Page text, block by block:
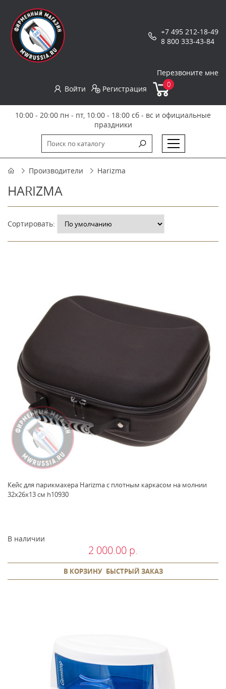
+7 495 212-18-49
8 800 333-43-84
Перезвоните мне
Войти
Регистрация 0
10:00 - 20:00 пн - пт, 10:00 - 18:00 сб - вс и официальные
праздники
Производители Harizma
HARIZMA
Сортировать:
Кейс для парикмахера Harizma с плотным каркасом на молнии
32x26x13 см h10930
В наличии
2 000.00 р.
В КОРЗИНУ БЫСТРЫЙ ЗАКАЗ